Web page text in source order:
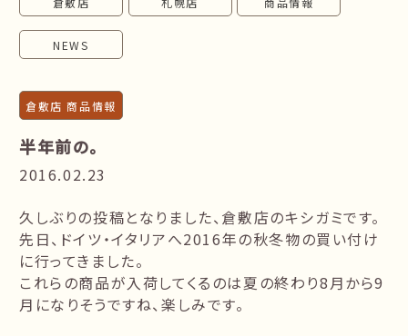
NEWS
倉敷店 商品情報
半年前の。
2016.02.23
久しぶりの投稿となりました、倉敷店のキシガミです。
先日、ドイツ・イタリアへ2016年の秋冬物の買い付け
に行ってきました。
これらの商品が入荷してくるのは夏の終わり8月から9
月になりそうですね、楽しみです。